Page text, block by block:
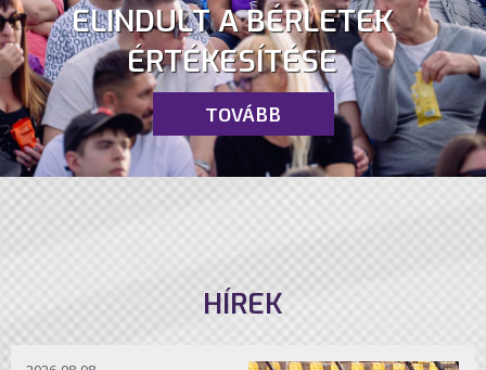
ELINDULT A BÉRLETEK
ÉRTÉKESÍTÉSE
TOVÁBB
HÍREK